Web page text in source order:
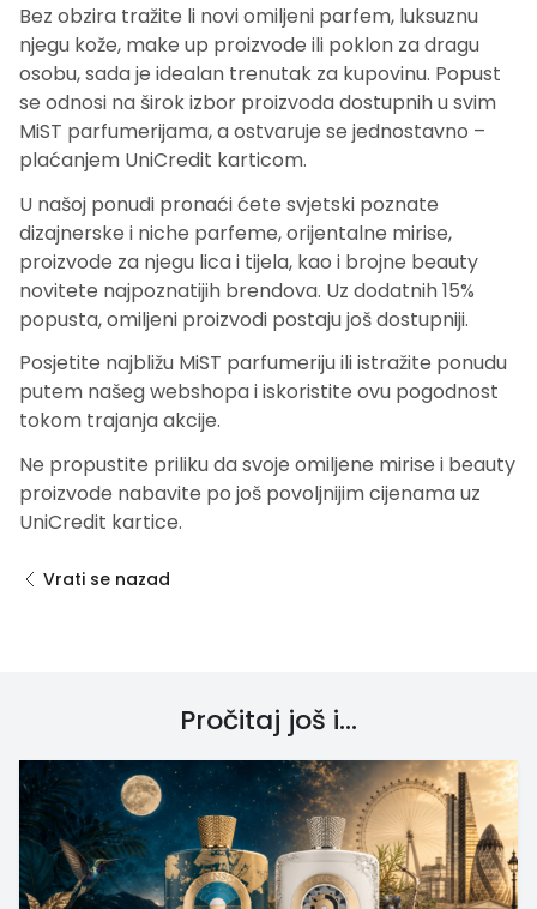
Bez obzira tražite li novi omiljeni parfem, luksuznu
njegu kože, make up proizvode ili poklon za dragu
osobu, sada je idealan trenutak za kupovinu. Popust
se odnosi na širok izbor proizvoda dostupnih u svim
MiST parfumerijama, a ostvaruje se jednostavno –
plaćanjem UniCredit karticom.
U našoj ponudi pronaći ćete svjetski poznate
dizajnerske i niche parfeme, orijentalne mirise,
proizvode za njegu lica i tijela, kao i brojne beauty
novitete najpoznatijih brendova. Uz dodatnih 15%
popusta, omiljeni proizvodi postaju još dostupniji.
Posjetite najbližu MiST parfumeriju ili istražite ponudu
putem našeg webshopa i iskoristite ovu pogodnost
tokom trajanja akcije.
Ne propustite priliku da svoje omiljene mirise i beauty
proizvode nabavite po još povoljnijim cijenama uz
UniCredit kartice.
Vrati se nazad
Pročitaj još i...